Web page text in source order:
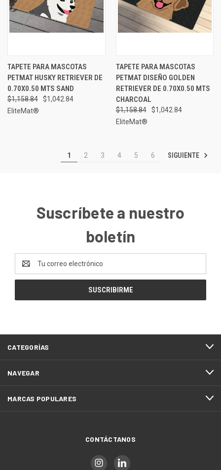
TAPETE PARA MASCOTAS
PETMAT HUSKY RETRIEVER DE
0.70X0.50 MTS SAND
$1,158.84
$1,042.84
EliteMat®
TAPETE PARA MASCOTAS
PETMAT DISEÑO GOLDEN
RETRIEVER DE 0.70X0.50 MTS
CHARCOAL
$1,158.84
$1,042.84
EliteMat®
1 2 3 4 5 6 SIGUIENTE
Suscríbete a nuestro
boletín
de
correo
CATEGORÍAS
NAVEGAR
MARCAS POPULARES
CONTÁCTANOS